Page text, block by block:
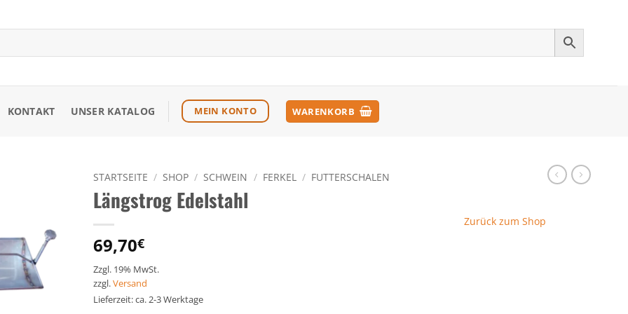
KONTAKT UNSER KATALOG MEIN KONTO WARENKORB
hinzufügen
STARTSEITE / SHOP / SCHWEIN / FERKEL / FUTTERSCHALEN
Längstrog Edelstahl
69,70€
Zzgl. 19% MwSt.
zzgl.Versand
Lieferzeit: ca. 2-3 Werktage
Zurück zum Shop